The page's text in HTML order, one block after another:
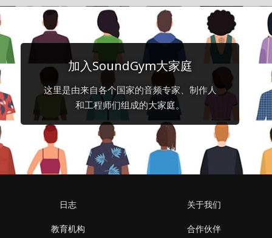
加入SoundGym大家庭
这里是由来自各个国家的音频专家、制作人
和工程师们组成的大家庭。
日志
教育机构
关于我们
合作伙伴